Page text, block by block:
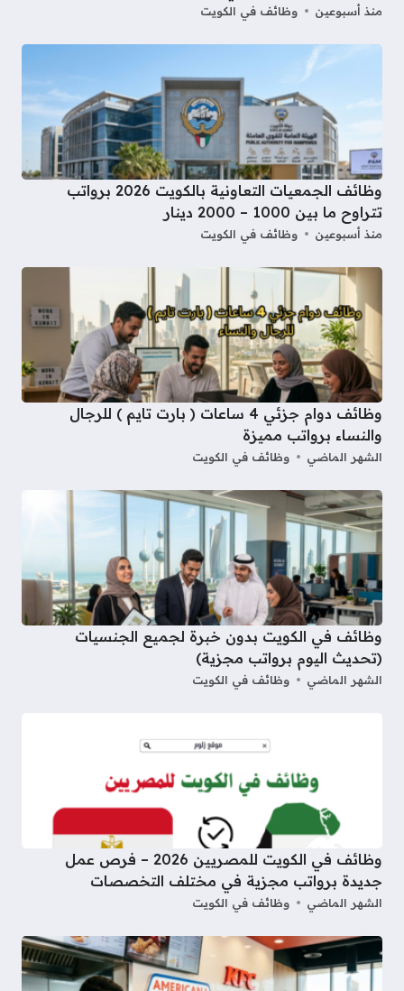
منذ أسبوعين وظائف في الكويت
وظائف الجمعيات التعاونية بالكويت 2026 برواتب
تتراوح ما بين 1000 – 2000 دينار
منذ أسبوعين وظائف في الكويت
وظائف دوام جزئي 4 ساعات ( بارت تايم ) للرجال
والنساء برواتب مميزة
الشهر الماضي وظائف في الكويت
وظائف في الكويت بدون خبرة لجميع الجنسيات
(تحديث اليوم برواتب مجزية)
الشهر الماضي وظائف في الكويت
وظائف في الكويت للمصريين 2026 – فرص عمل
جديدة برواتب مجزية في مختلف التخصصات
الشهر الماضي وظائف في الكويت